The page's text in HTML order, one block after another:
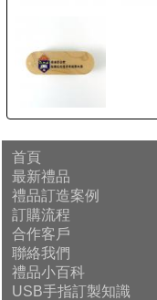
首頁
最新禮品
禮品訂造案例
訂購流程
合作客戶
聯絡我們
禮品小百科
USB手指訂製知識